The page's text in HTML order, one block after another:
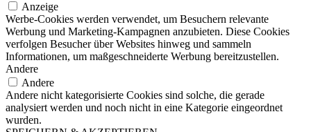
Anzeige
Werbe-Cookies werden verwendet, um Besuchern relevante
Werbung und Marketing-Kampagnen anzubieten. Diese Cookies
verfolgen Besucher über Websites hinweg und sammeln
Informationen, um maßgeschneiderte Werbung bereitzustellen.
Andere
Andere
Andere nicht kategorisierte Cookies sind solche, die gerade
analysiert werden und noch nicht in eine Kategorie eingeordnet
wurden.